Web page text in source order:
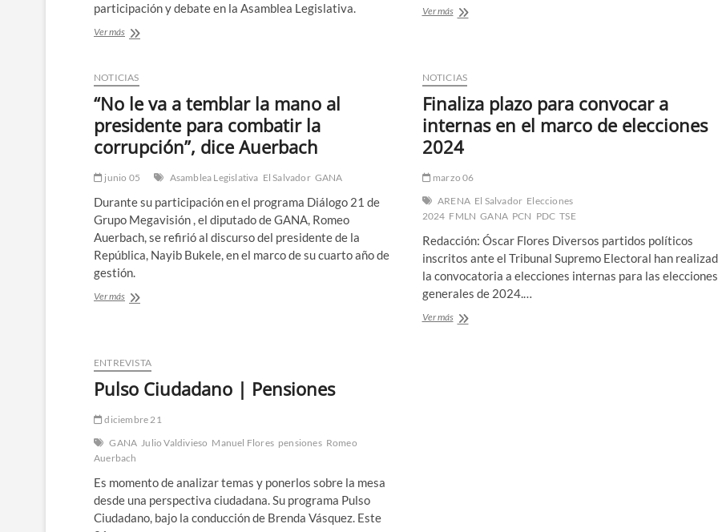
participación y debate en la Asamblea Legislativa.
Ver másDiputados
y
Gana
hablan
sobre
el
rol
oficialismo
plantean
desafíos
Ver másPresentan
Asamblea
alcaldías
bajo
la
bandera
NOTICIAS
“No le va a temblar la mano al
presidente para combatir la
corrupción”, dice Auerbach
junio 05 Asamblea Legislativa El Salvador GANA
Durante su participación en el programa Diálogo 21 de
Grupo Megavisión , el diputado de GANA, Romeo
Auerbach, se refirió al discurso del presidente de la
República, Nayib Bukele, en el marco de su cuarto año de
gestión.
Ver más“No
la
mano
al
para
combatir
la
dice
Auerbach
NOTICIAS
Finaliza plazo para convocar a
internas en el marco de elecciones
2024
marzo 06
ARENA El Salvador Elecciones
2024 FMLN GANA PCN PDC TSE
Redacción: Óscar Flores Diversos partidos políticos
inscritos ante el Tribunal Supremo Electoral han
la convocatoria a elecciones internas para las elecciones
generales de 2024.…
Ver másFinaliza
ENTREVISTA
Pulso Ciudadano | Pensiones
diciembre 21
GANA Julio Valdivieso Manuel Flores pensiones Romeo
Auerbach
Es momento de analizar temas y ponerlos sobre la mesa
desde una perspectiva ciudadana. Su programa Pulso
Ciudadano, bajo la conducción de Brenda Vásquez. Este